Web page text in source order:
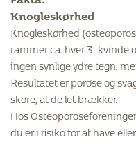
Knogleskørhed
Knogleskørhed
rammer ca. hver 3. kvinde
ingen synlige ydre tegn,
Resultatet er porøse og
skøre, at de let brækker.
Hos
du er i risiko for at have